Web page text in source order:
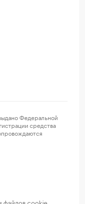
Федеральной
средства
файлов cookie